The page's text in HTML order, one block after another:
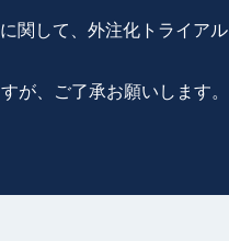
関して、外注化トライアル
が、ご了承お願いします。